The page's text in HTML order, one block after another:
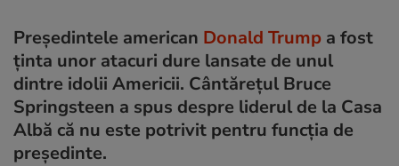
Președintele american Donald Trump a fost
ținta unor atacuri dure lansate de unul
dintre idolii Americii. Cântărețul Bruce
Springsteen a spus despre liderul de la Casa
Albă că nu este potrivit pentru funcția de
președinte.